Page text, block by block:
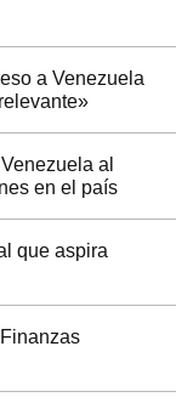
a Venezuela
al
en el país
que aspira